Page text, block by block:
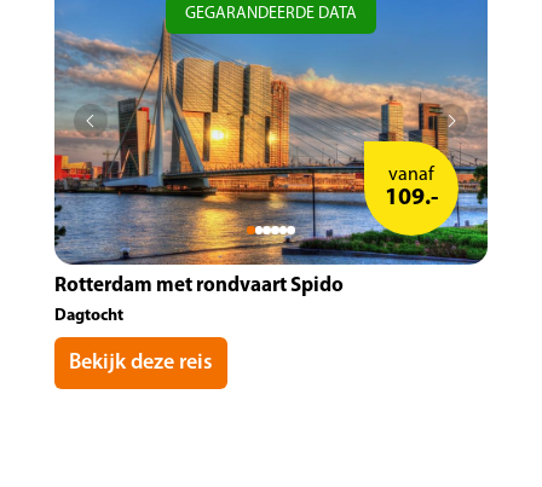
GEGARANDEERDE DATA
vanaf
109.-
Rotterdam met rondvaart Spido
Dagtocht
Bekijk deze reis